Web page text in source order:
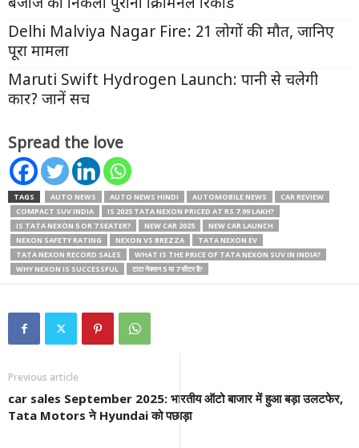
बजाज का निकला पुराना क्रिमिनल रिकॉर्ड
Delhi Malviya Nagar Fire: 21 लोगों की मौत, जानिए
पूरा मामला
Maruti Swift Hydrogen Launch: पानी से चलेगी
कार? जानें सच
Spread the love
TAGS AUTO NEWS AUTO NEWS HINDI AUTOMOBILE NEWS
CAR REVIEW
COMPACT SUV INDIA
IS 2025 TATA NEXON PRICED AT RS 7.99 LAKH?
IS TATA NEXON 5 OR 7 SEATER?
NEW CAR 2025
NEW CAR LAUNCH
NEXON SAFETY RATING
NEXON VS BREZZA
TATA NEXON EV
TATA NEXON RECORD SALES
WHAT IS THE PRICE OF TATA NEXON SUV IN INDIA?
WHY NEXON IS SUCCESSFUL
टाटा नेक्सन 5 या 7 सीटर है?
Previous article
car sales September 2025: भारतीय ऑटो बाजार में हुआ बड़ा उलटफेर,
Tata Motors ने Hyundai को पछाड़ा